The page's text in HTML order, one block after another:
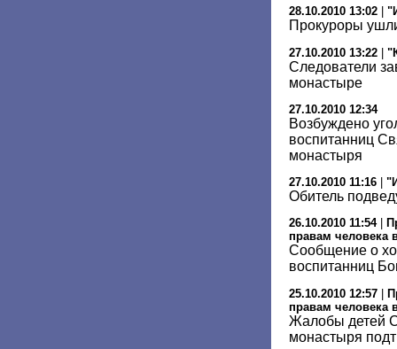
28.10.2010 13:02
Прокуроры
27.10.2010 13:22 |
Следователи
монастыре
27.10.2010 12:34
Возбуждено
воспитанниц
монастыря
27.10.2010 11:16
Обитель
26.10.2010 11:54|
правам человека
Сообщение о
воспитанниц
25.10.2010 12:57
правам человека
Жалобы детей
монастыря